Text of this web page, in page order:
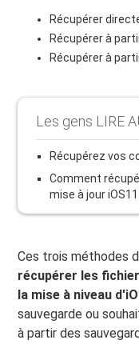
Récupérer
Récupérer à
Récupérer à
Les gens LIRE
Récupérez vos
Comment
mise à jour iOS11
Ces trois méthodes
récupérer les
la mise à niveau
sauvegarde ou
à partir des